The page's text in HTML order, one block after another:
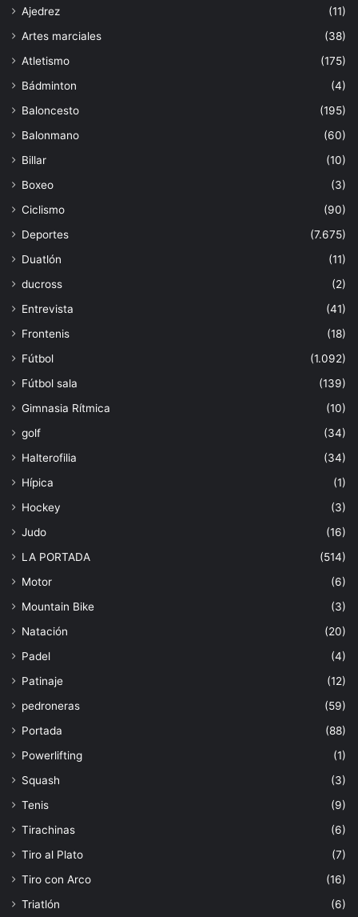
Ajedrez
(11)
Artes marciales
(38)
Atletismo
(175)
Bádminton
(4)
Baloncesto
(195)
Balonmano
(60)
Billar
(10)
Boxeo
(3)
Ciclismo
(90)
Deportes
(7.675)
Duatlón
(11)
ducross
(2)
Entrevista
(41)
Frontenis
(18)
Fútbol
(1.092)
Fútbol sala
(139)
Gimnasia Rítmica
(10)
golf
(34)
Halterofilia
(34)
Hípica
(1)
Hockey
(3)
Judo
(16)
LA PORTADA
(514)
Motor
(6)
Mountain Bike
(3)
Natación
(20)
Padel
(4)
Patinaje
(12)
pedroneras
(59)
Portada
(88)
Powerlifting
(1)
Squash
(3)
Tenis
(9)
Tirachinas
(6)
Tiro al Plato
(7)
Tiro con Arco
(16)
Triatlón
(6)